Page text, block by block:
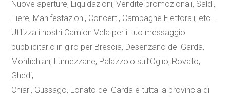
Nuove aperture, Liquidazioni, Vendite promozionali, Saldi,
Fiere, Manifestazioni, Concerti, Campagne Elettorali, etc…
Utilizza i nostri Camion Vela per il tuo messaggio
pubblicitario in giro per Brescia, Desenzano del Garda,
Montichiari, Lumezzane, Palazzolo sull’Oglio, Rovato,
Ghedi,
Chiari, Gussago, Lonato del Garda e tutta la provincia di